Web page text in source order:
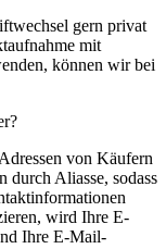
gern privat
mit
können wir bei
von Käufern
durch Aliasse, sodass
wird Ihre E-
Ihre E-Mail-